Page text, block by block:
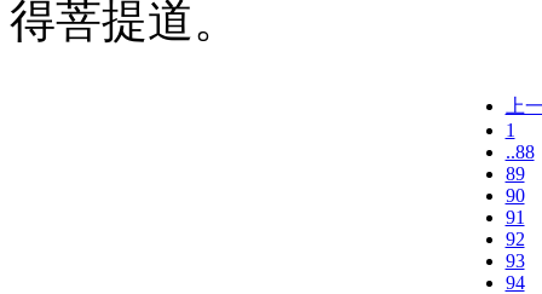
得菩提道。
上
1
..88
89
90
91
92
93
94